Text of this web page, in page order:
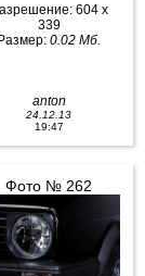
604 x
339
0.02 Мб.
anton
24.12.13
19:47
Фото № 262